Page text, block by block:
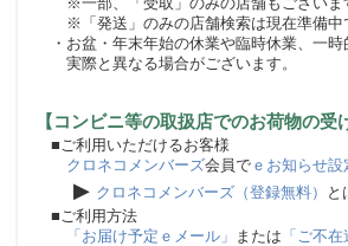
※「発送」のみの店舗検索は現在準備中
・お盆・年末年始の休業や臨時休業、一
実際と異なる場合がございます。
【コンビニ等の取扱店でのお荷物の
■ご利用いただけるお客様
クロネコメンバーズ会員で ｅお知らせ設
▶ クロネコメンバーズ（登録無料）
と
■ご利用方法
「お届け予定ｅメール」 または 「ご不